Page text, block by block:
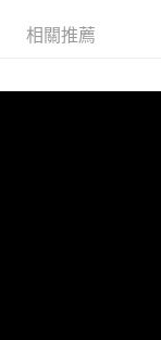
相關推薦